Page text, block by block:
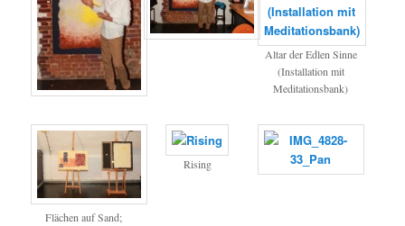
Altar der Edlen Sinne
(Installation mit
Meditationsbank)
Flächen auf Sand;
Rising